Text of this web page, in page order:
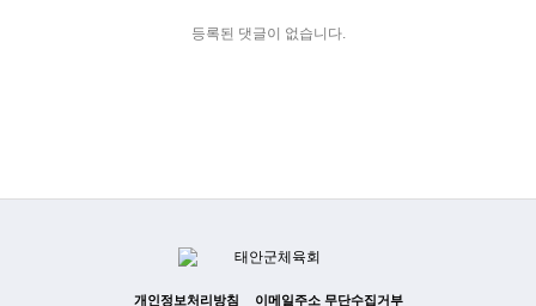
등록된 댓글이 없습니다.
개인정보처리방침 이메일주소 무단수집거부